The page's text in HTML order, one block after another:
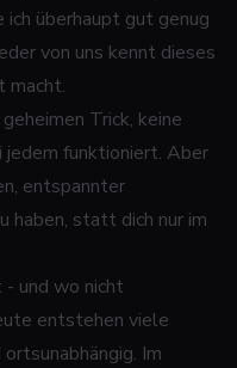
ich überhaupt gut genug
von uns kennt dieses
macht.
Trick, keine
funktioniert. Aber
entspannter
haben, statt dich nur im
und wo nicht
entstehen viele
Im